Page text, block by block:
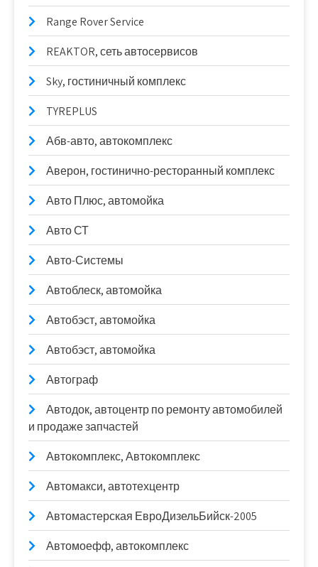
Range Rover Service
REAKTOR, сеть автосервисов
Sky, гостиничный комплекс
TYREPLUS
Абв-авто, автокомплекс
Аверон, гостинично-ресторанный комплекс
Авто Плюс, автомойка
Авто СТ
Авто-Системы
Автоблеск, автомойка
Автобэст, автомойка
Автобэст, автомойка
Автограф
Автодок, автоцентр по ремонту автомобилей
и продаже запчастей
Автокомплекс, Автокомплекс
Автомакси, автотехцентр
Автомастерская ЕвроДизельБийск-2005
Автомоефф, автокомплекс